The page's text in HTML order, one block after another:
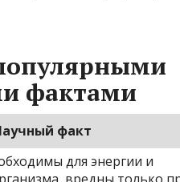
фактами
факт
для энергии и